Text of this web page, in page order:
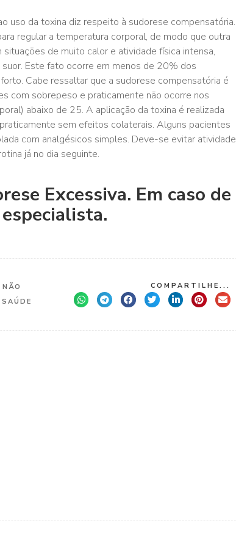
uso da toxina diz respeito à sudorese compensatória.
regular a temperatura corporal, de modo que outra
situações de muito calor e atividade física intensa,
suor. Este fato ocorre em menos de 20% dos
Cabe ressaltar que a sudorese compensatória é
com sobrepeso e praticamente não ocorre nos
abaixo de 25. A aplicação da toxina é realizada
sem efeitos colaterais. Alguns pacientes
com analgésicos simples. Deve-se evitar atividade
já no dia seguinte.
Excessiva. Em caso de
SAÚDE
COMPARTILHE...